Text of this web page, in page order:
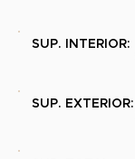
SUP. INTERIOR:
SUP. EXTERIOR: